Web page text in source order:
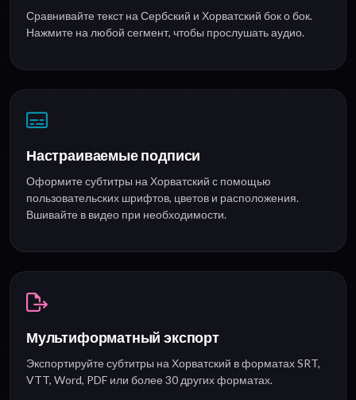
Сравнивайте текст на Сербский и Хорватский бок о бок.
Нажмите на любой сегмент, чтобы прослушать аудио.
Настраиваемые подписи
Оформите субтитры на Хорватский с помощью
пользовательских шрифтов, цветов и расположения.
Вшивайте в видео при необходимости.
Мультиформатный экспорт
Экспортируйте субтитры на Хорватский в форматах SRT,
VTT, Word, PDF или более 30 других форматах.